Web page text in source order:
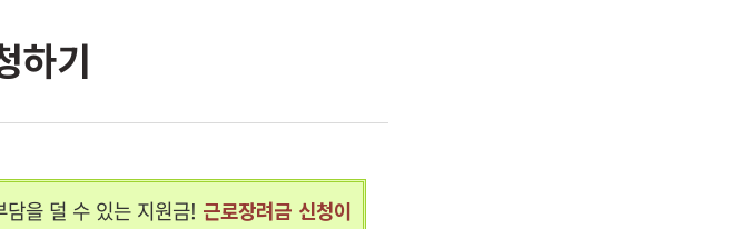
하기
을 덜 수 있는 지원금! 근로장려금 신청이